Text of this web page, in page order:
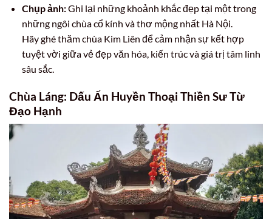
Chụp ảnh:Ghi lại những khoảnh khắc đẹp tại một trong
những ngôi chùa cổ kính và thơ mộng nhất Hà Nội.
Hãy ghé thăm chùa Kim Liên để cảm nhận sự kết hợp
tuyệt vời giữa vẻ đẹp văn hóa, kiến trúc và giá trị tâm linh
sâu sắc.
Chùa Láng: Dấu Ấn Huyền Thoại Thiền Sư Từ
Đạo Hạnh